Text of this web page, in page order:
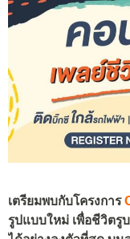
เตรียมพบกับโครงการ
รูปแบบใหม่ เพื่อชีวิตรู